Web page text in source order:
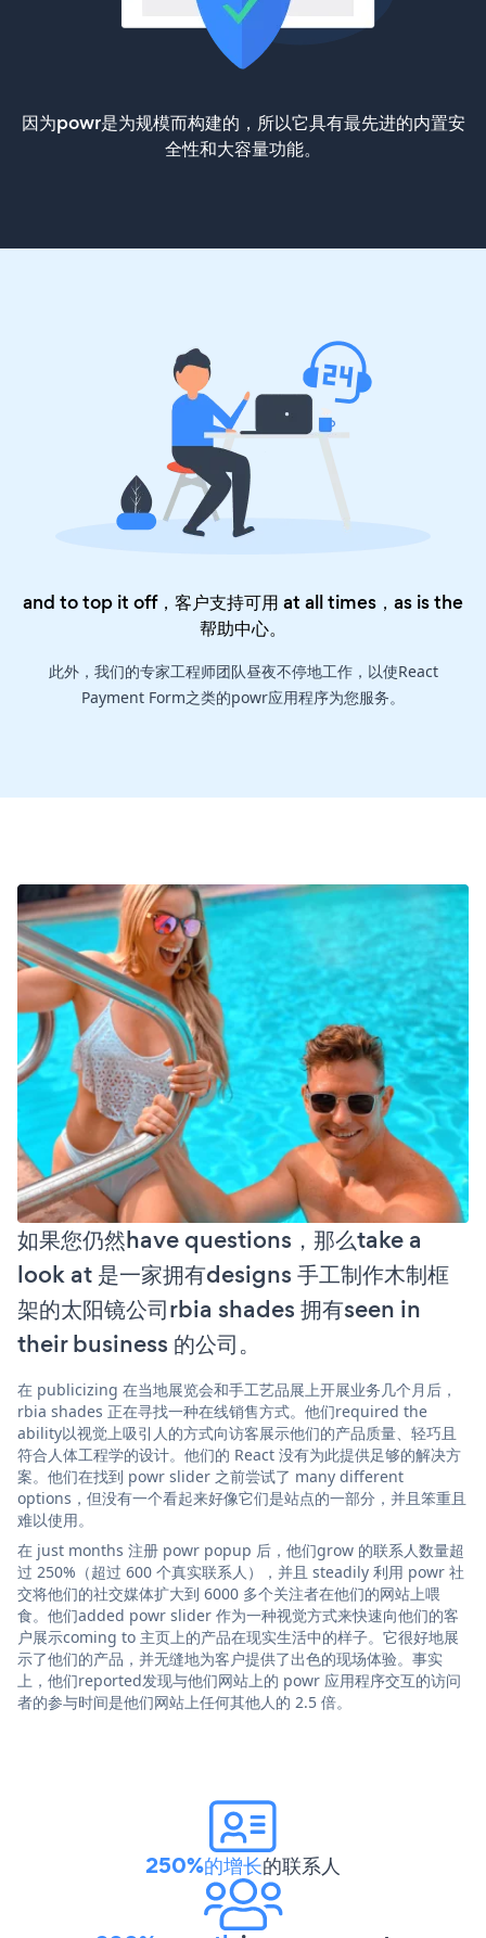
因为powr是为规模而构建的，所以它具有最先进的内置安
全性和大容量功能。
and to top it off，客户支持可用 at all times，as is the
帮助中心。
此外，我们的专家工程师团队昼夜不停地工作，以使React
Payment Form之类的powr应用程序为您服务。
如果您仍然have questions，那么take a
look at 是一家拥有designs 手工制作木制框
架的太阳镜公司rbia shades 拥有seen in
their business 的公司。
在 publicizing 在当地展览会和手工艺品展上开展业务几个月后，
rbia shades 正在寻找一种在线销售方式。他们required the
ability以视觉上吸引人的方式向访客展示他们的产品质量、轻巧且
符合人体工程学的设计。他们的 React 没有为此提供足够的解决方
案。他们在找到 powr slider 之前尝试了 many different
options，但没有一个看起来好像它们是站点的一部分，并且笨重且
难以使用。
在 just months 注册 powr popup 后，他们grow 的联系人数量超
过 250%（超过 600 个真实联系人），并且 steadily 利用 powr 社
交将他们的社交媒体扩大到 6000 多个关注者在他们的网站上喂
食。他们added powr slider 作为一种视觉方式来快速向他们的客
户展示coming to 主页上的产品在现实生活中的样子。它很好地展
示了他们的产品，并无缝地为客户提供了出色的现场体验。事实
上，他们reported发现与他们网站上的 powr 应用程序交互的访问
者的参与时间是他们网站上任何其他人的 2.5 倍。
250%的增长的联系人